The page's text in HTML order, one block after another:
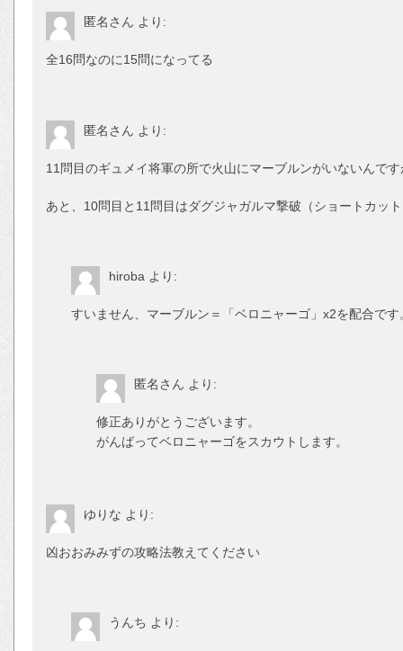
匿名さん より:
全16問なのに15問になってる
匿名さん より:
11問目のギュメイ将軍の所で火山にマーブルンがいないんで
あと、10問目と11問目はダグジャガルマ撃破（ショートカッ
hiroba より:
すいません、マーブルン＝「ベロニャーゴ」x2を配合です
匿名さん より:
修正ありがとうございます。
がんばってベロニャーゴをスカウトします。
ゆりな より:
凶おおみみずの攻略法教えてください
うんち より: